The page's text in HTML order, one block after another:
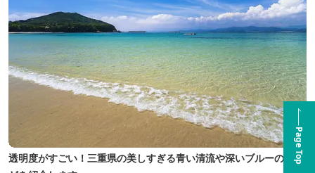
透明度がすごい！三重県の美しすぎる青い清流や深いブルーの海な
Page Top